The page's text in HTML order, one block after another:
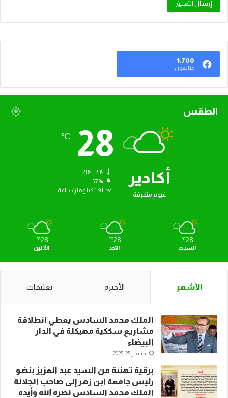
1٬700
متابعون
الطقس
أكادير
غيوم متفرقة
28
℃
57%
1.91 كيلومتر/ساعة
28
℃
السبت
28
℃
الأحد
28
℃
الأثنين
الأشهر الأخيرة تعليقات
الملك محمد السادس يعطي انطلاقة
مشاريع سككية مهيكلة في الدار
البيضاء
سبتمبر 25, 2025
برقية تهنئة من السيد عبد العزيز بنضو
رئيس جامعة ابن زهر إلى صاحب الجلالة
الملك محمد السادس نصره الله وأيده